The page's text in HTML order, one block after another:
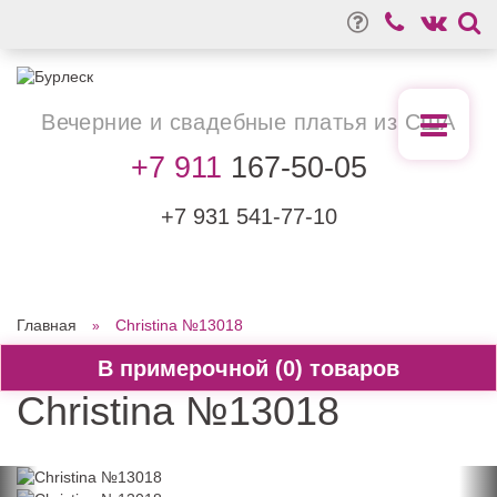
0
Вечерние и свадебные платья из США
+7 911 167-50-05
+7 931 541-77-10
Главная Christina №13018
Christina №13018